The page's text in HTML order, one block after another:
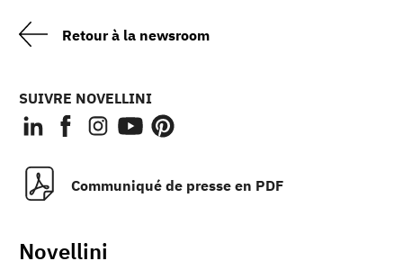
Retour à la newsroom
SUIVRE NOVELLINI
Communiqué de presse en PDF
Novellini